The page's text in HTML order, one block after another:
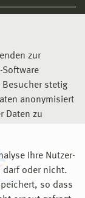
zur
Software
Besucher stetig
anonymisiert
Daten zu
Ihre Nutzer-
darf oder nicht.
so dass